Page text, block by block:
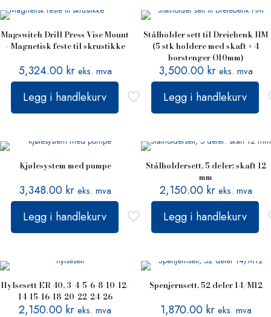
Magswitch Drill Press Vise Mount
– Magnetisk feste til skrustikke
5,324.00 kr eks. mva
Legg i handlekurv
Stålholder sett til Dreiebenk HM
(5 stk holdere med skaft + 4
borstenger Ø10mm)
3,500.00 kr eks. mva
Legg i handlekurv
Kjølesystem med pumpe
3,348.00 kr eks. mva
Legg i handlekurv
Stålholdersett, 5 deler: skaft 12
mm
2,150.00 kr eks. mva
Legg i handlekurv
Hylsesett ER 40, 3-4-5-6-8-10-12-
14-15-16-18-20-22-24-26
2,150.00 kr eks. mva
Spenjernsett, 52 deler 14/M12
1,870.00 kr eks. mva